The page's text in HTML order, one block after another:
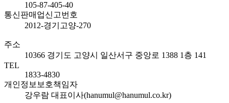
105-87-405-40
통신판매업신고번호
2012-경기고양-270
주소
10366 경기도 고양시 일산서구 중앙로 1388 1층 141
TEL
1833-4830
개인정보보호책임자
강우람 대표이사(hanumul@hanumul.co.kr)